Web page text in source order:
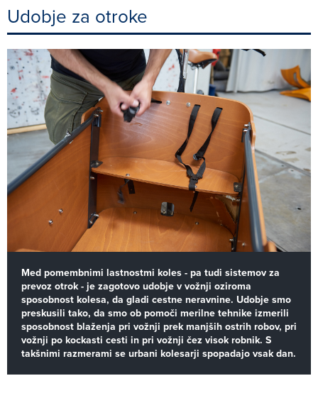
Udobje za otroke
Med pomembnimi lastnostmi koles - pa tudi sistemov za
prevoz otrok - je zagotovo udobje v vožnji oziroma
sposobnost kolesa, da gladi cestne neravnine. Udobje smo
preskusili tako, da smo ob pomoči merilne tehnike izmerili
sposobnost blaženja pri vožnji prek manjših ostrih robov, pri
vožnji po kockasti cesti in pri vožnji čez visok robnik. S
takšnimi razmerami se urbani kolesarji spopadajo vsak dan.